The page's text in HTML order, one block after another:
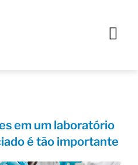
em um laboratório
é tão importante